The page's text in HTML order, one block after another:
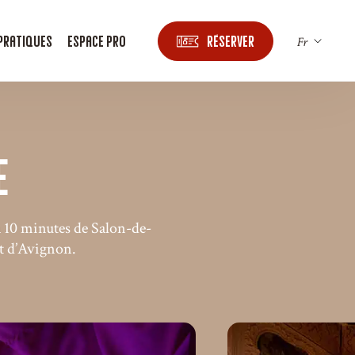
Espace Pro Réserver Fr
minutes de Salon-de-
d’Avignon.